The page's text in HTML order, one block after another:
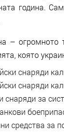
година.
– огромното
която
снаряди
снаряди
снаряди за
средства за